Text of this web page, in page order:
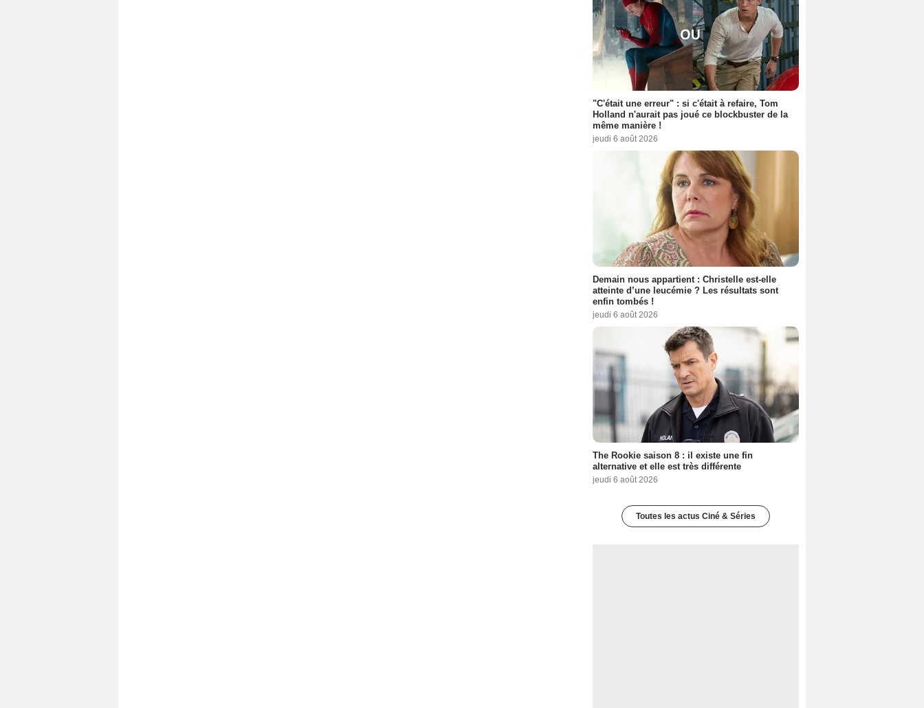
"C'était une erreur" : si c'était à refaire, Tom
Holland n'aurait pas joué ce blockbuster de la
même manière !
jeudi 6 août 2026
Demain nous appartient : Christelle est-elle
atteinte d’une leucémie ? Les résultats sont
enfin tombés !
jeudi 6 août 2026
The Rookie saison 8 : il existe une fin
alternative et elle est très différente
jeudi 6 août 2026
Toutes les actus Ciné & Séries